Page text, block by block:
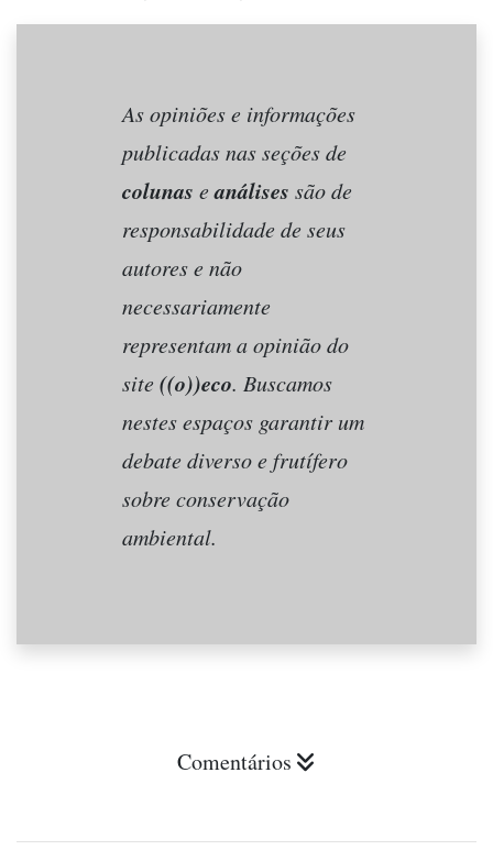
As opiniões e informações
publicadas nas seções de
colunas eanálises são de
responsabilidade de seus
autores e não
necessariamente
representam a opinião do
site((o))eco. Buscamos
nestes espaços garantir um
debate diverso e frutífero
sobre conservação
ambiental.
Comentários